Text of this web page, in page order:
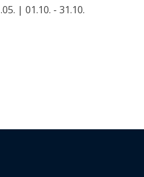
| 01.10. - 31.10.